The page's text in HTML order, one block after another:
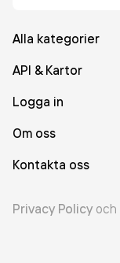
Alla kategorier
API & Kartor
Logga in
Om oss
Kontakta oss
Privacy Policy och